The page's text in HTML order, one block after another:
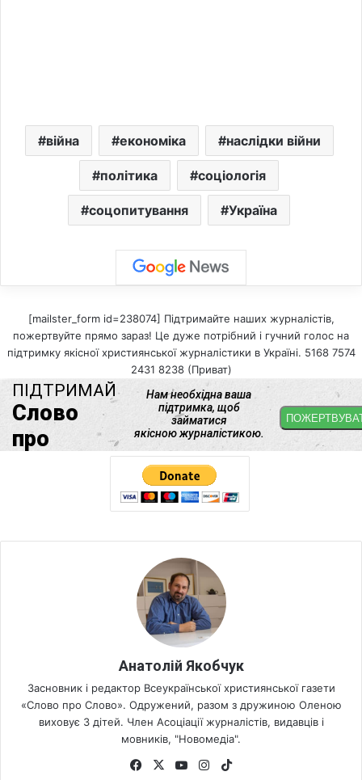
війна економіка наслідки війни
політика соціологія
соцопитування Україна
[mailster_form id=238074] Підтримайте наших журналістів,
пожертвуйте прямо зараз! Це дуже потрібний і гучний голос на
підтримку якісної християнської журналістики в Україні. 5168 7574
2431 8238 (Приват)
Анатолій Якобчук
Засновник і редактор Всеукраїнської християнської газети
«Слово про Слово». Одружений, разом з дружиною Оленою
виховує 3 дітей. Член Асоціації журналістів, видавців і
мовників, "Новомедіа".
Fa
X
Yo
Ins